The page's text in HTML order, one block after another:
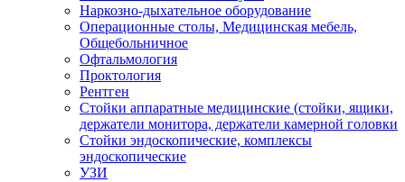
Наркозно-дыхательное оборудование
Операционные столы, Медицинская мебель,
Общебольничное
Офтальмология
Проктология
Рентген
Стойки аппаратные медицинские (стойки, ящики,
держатели монитора, держатели камерной головки
Стойки эндоскопические, комплексы
эндоскопические
УЗИ